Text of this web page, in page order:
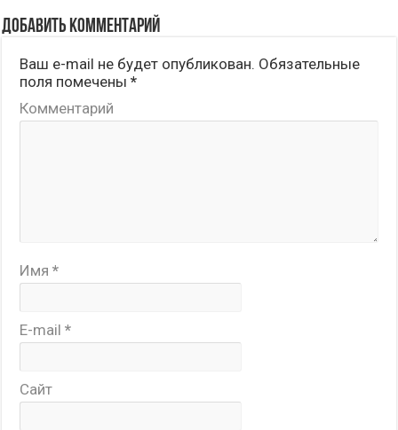
Добавить комментарий
Ваш e-mail не будет опубликован. Обязательные
поля помечены*
Комментарий
Имя*
E-mail*
Сайт